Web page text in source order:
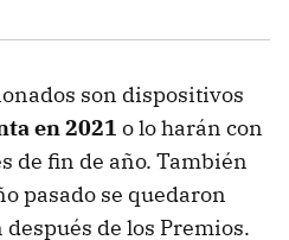
son dispositivos
en 2021 o lo harán con
de fin de año. También
pasado se quedaron
de los Premios.